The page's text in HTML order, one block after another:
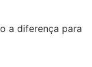
a diferença para